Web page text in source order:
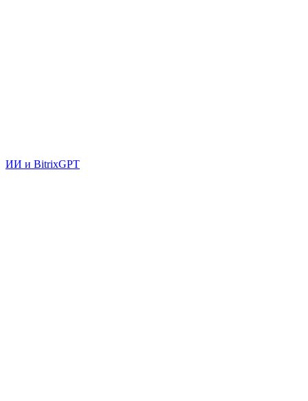
ИИ и BitrixGPT